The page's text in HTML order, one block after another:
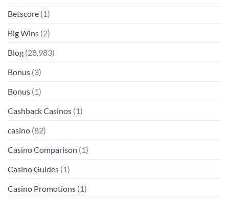
Betscore (1)
Big Wins (2)
Blog (28,983)
Bonus (3)
Bonus (1)
Cashback Casinos (1)
casino (82)
Casino Comparison (1)
Casino Guides (1)
Casino Promotions (1)